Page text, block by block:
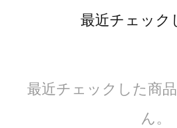
最近チェック
最近チェックした商
ん。